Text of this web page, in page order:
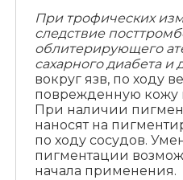
При трофических
следствие
облитерирующего
сахарного диабета и
вокруг язв, по ходу
поврежденную кожу
При наличии
наносят на
по ходу сосудов.
пигментации
начала применения.